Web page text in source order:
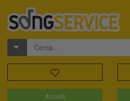
Accedi